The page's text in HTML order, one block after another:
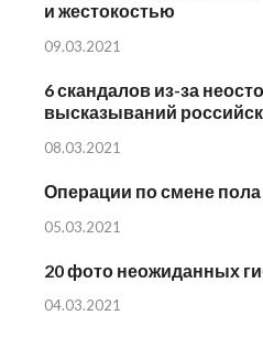
и жестокостью
09.03.2021
6 скандалов из-за
высказываний
08.03.2021
Операции по смене
05.03.2021
20 фото неожиданных
04.03.2021